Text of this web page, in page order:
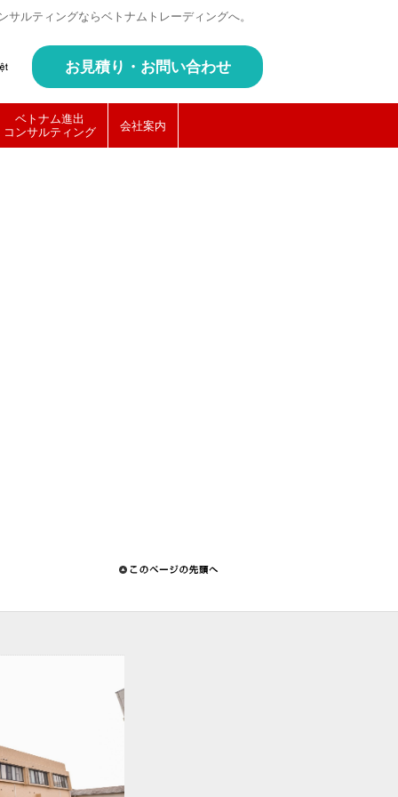
ルティングならベトナムトレーディングへ。
お見積り・お問い合わせ
ベトナム進出
コンサルティング
会社案内